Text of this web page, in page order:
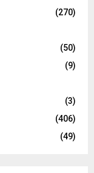
(270)
(50)
(9)
(3)
(406)
(49)